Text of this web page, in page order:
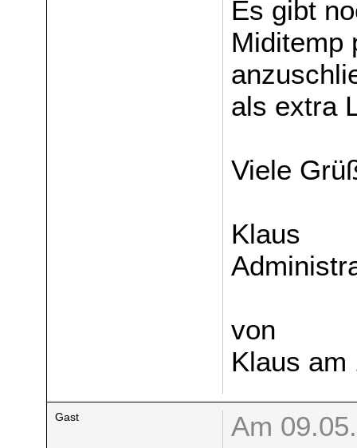
Es gibt
Miditemp
als extra
Viele
Klaus
von
Klaus am
Gast
Am